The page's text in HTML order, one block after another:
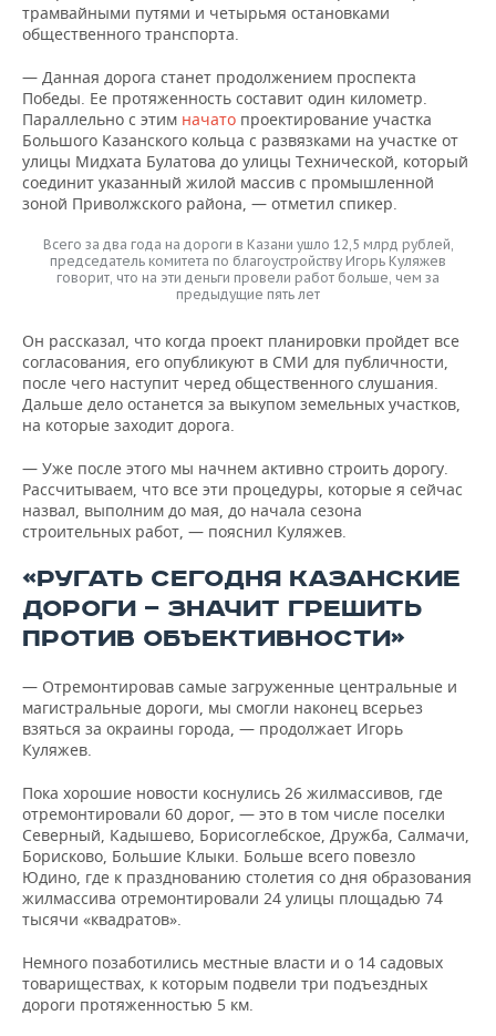
трамвайными путями и четырьмя остановками
общественного транспорта.
— Данная дорога станет продолжением проспекта
Победы. Ее протяженность составит один километр.
Параллельно с этим начато проектирование участка
Большого Казанского кольца с развязками на участке от
улицы Мидхата Булатова до улицы Технической, который
соединит указанный жилой массив с промышленной
зоной Приволжского района, — отметил спикер.
Всего за два года на дороги в Казани ушло 12,5 млрд рублей,
председатель комитета по благоустройству Игорь Куляжев
говорит, что на эти деньги провели работ больше, чем за
предыдущие пять лет
Он рассказал, что когда проект планировки пройдет все
согласования, его опубликуют в СМИ для публичности,
после чего наступит черед общественного слушания.
Дальше дело останется за выкупом земельных участков,
на которые заходит дорога.
— Уже после этого мы начнем активно строить дорогу.
Рассчитываем, что все эти процедуры, которые я сейчас
назвал, выполним до мая, до начала сезона
строительных работ, — пояснил Куляжев.
«РУГАТЬ СЕГОДНЯ КАЗАНСКИЕ
ДОРОГИ — ЗНАЧИТ ГРЕШИТЬ
ПРОТИВ ОБЪЕКТИВНОСТИ»
— Отремонтировав самые загруженные центральные и
магистральные дороги, мы смогли наконец всерьез
взяться за окраины города, — продолжает Игорь
Куляжев.
Пока хорошие новости коснулись 26 жилмассивов, где
отремонтировали 60 дорог, — это в том числе поселки
Северный, Кадышево, Борисоглебское, Дружба, Салмачи,
Борисково, Большие Клыки. Больше всего повезло
Юдино, где к празднованию столетия со дня образования
жилмассива отремонтировали 24 улицы площадью 74
тысячи «квадратов».
Немного позаботились местные власти и о 14 садовых
товариществах, к которым подвели три подъездных
дороги протяженностью 5 км.